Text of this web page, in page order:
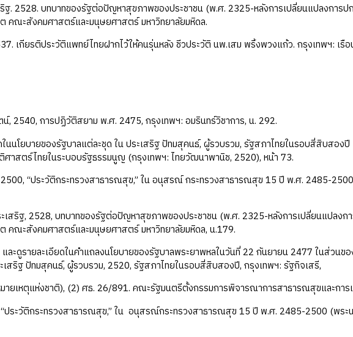
. 2528. บทบาทของรัฐต่อปัญหาสุขภาพของประชาชน (พ.ศ. 2325-หลังการเปลี่ยนแปลงการ
ณะสังคมศาสตร์และมนุษยศาสตร์ มหาวิทยาลัยมหิดล.
เกียรติประวัติแพทย์ไทยฝากไว้ให้คนรุ่นหลัง ชีวประวัติ นพ.เสม พริ้งพวงแก้ว. กรุงเทพฯ: เรื
น์, 2540, การปฏิวัติสยาม พ.ศ. 2475, กรุงเทพฯ: อมรินทร์วิชาการ, น. 292.
นนโยบายของรัฐบาลแต่ละชุด ใน ประเสริฐ ปัทมสุคนธ์, ผู้รวบรวม, รัฐสภาไทยในรอบสี่สิบสอง
ศาสตร์ไทยในระบอบรัฐธรรมนูญ (กรุงเทพฯ: ไทยวัฒนาพานิช, 2520), หน้า 73.
“ประวัติกระทรวงสาธารณสุข,” ใน อนุสรณ์ กระทรวงสาธารณสุข 15 ปี พ.ศ. 2485-
สริฐ, 2528, บทบาทของรัฐต่อปัญหาสุขภาพของประชาชน (พ.ศ. 2325-หลังการเปลี่ยนแปลง
ณะสังคมศาสตร์และมนุษยศาสตร์ มหาวิทยาลัยมหิดล, น.179.
ละดูรายละเอียดในคำแถลงนโยบายของรัฐบาลพระยาพหลในวันที่ 22 กันยายน 2477 ในส่วนข
สริฐ ปัทมสุคนธ์, ผู้รวบรวม, 2520, รัฐสภาไทยในรอบสี่สิบสองปี, กรุงเทพฯ: รัฐกิจเสรี,
ายเหตุแห่งชาติ), (2) ศธ. 26/891. คณะรัฐมนตรีตั้งกรรมการพิจารณาการสาธารณสุขและกา
ประวัติกระทรวงสาธารณสุข,” ใน อนุสรณ์กระทรวงสาธารณสุข 15 ปี พ.ศ. 2485-2500 (พร